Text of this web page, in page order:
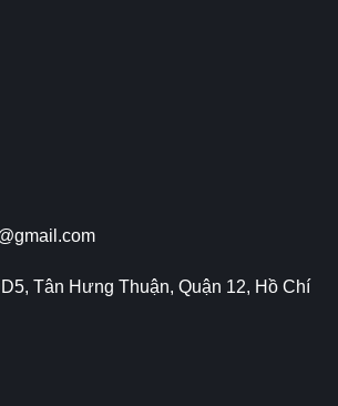
Tân Hưng Thuận, Quận 12, Hồ Chí